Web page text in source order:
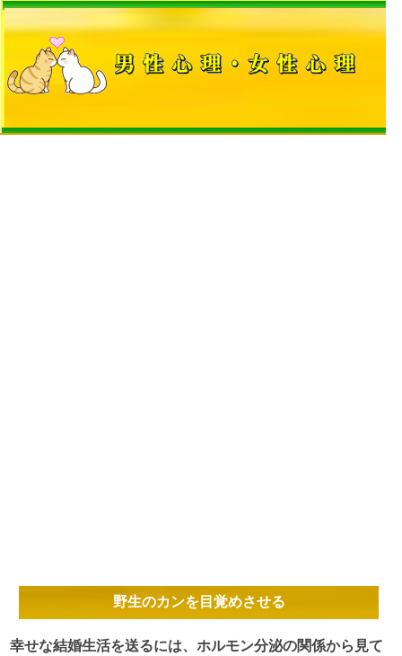
野生のカンを目覚めさせる
幸せな結婚生活を送るには、ホルモン分泌の関係から見て